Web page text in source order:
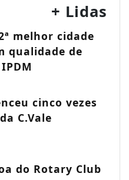
+ Lidas
melhor cidade
qualidade de
cinco vezes
C.Vale
do Rotary Club